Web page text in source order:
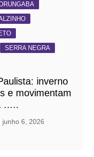
SERRA NEGRA
inverno
e movimentam
…..
junho 6, 2026